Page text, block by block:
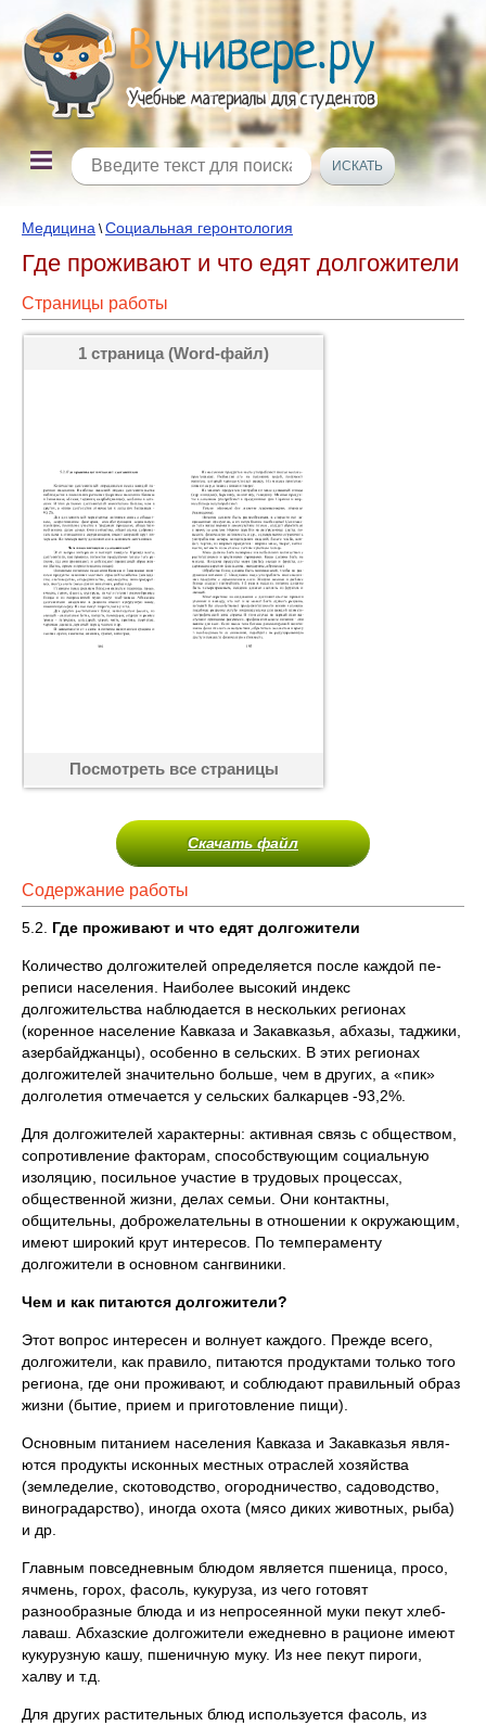
Медицина \Социальная геронтология
Где проживают и что едят долгожители
Страницы работы
1 страница (Word-файл)
Посмотреть все страницы
Скачать файл
Содержание работы
5.2. Где проживают и что едят долгожители
Количество долгожителей определяется после каждой пе­
реписи населения. Наиболее высокий индекс
долгожительства наблюдается в нескольких регионах
(коренное население Кавказа и Закавказья, абхазы, таджики,
азербайджанцы), особенно в сель­ских. В этих регионах
долгожителей значительно больше, чем в других, а «пик»
долголетия отмечается у сельских балкарцев -93,2%.
Для долгожителей характерны: активная связь с общест­вом,
сопротивление факторам, способствующим социальную
изоляцию, посильное участие в трудовых процессах,
обществен­ной жизни, делах семьи. Они контактны,
общительны, доброже­лательны в отношении к окружающим,
имеют широкий крут ин­тересов. По темпераменту
долгожители в основном сангвиники.
Чем и как питаются долгожители?
Этот вопрос интересен и волнует каждого. Прежде всего,
долгожители, как правило, питаются продуктами только того
ре­гиона, где они проживают, и соблюдают правильный образ
жиз­ни (бытие, прием и приготовление пищи).
Основным питанием населения Кавказа и Закавказья явля­
ются продукты исконных местных отраслей хозяйства
(земледе­лие, скотоводство, огородничество, садоводство,
виноградарст­во), иногда охота (мясо диких животных, рыба)
и др.
Главным повседневным блюдом является пшеница, просо,
ячмень, горох, фасоль, кукуруза, из чего готовят
разнообразные блюда и из непросеянной муки пекут хлеб-
лаваш. Абхазские долгожители ежедневно в рационе имеют
кукурузную кашу, пшеничную муку. Из нее пекут пироги,
халву и т.д.
Для других растительных блюд используется фасоль, из